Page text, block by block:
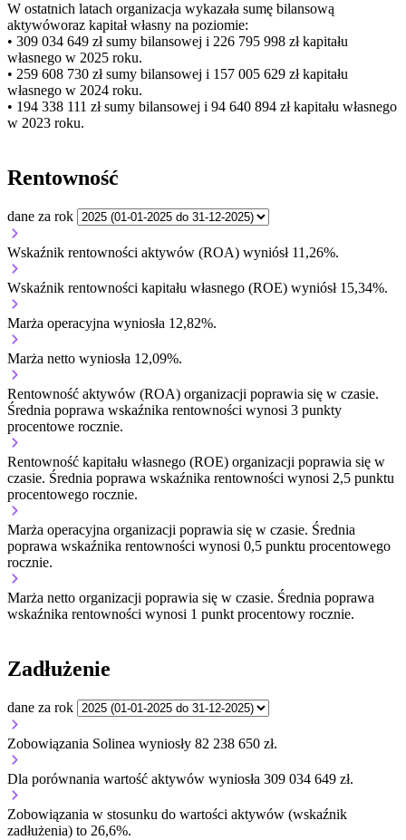
W ostatnich latach organizacja wykazała sumę bilansową
aktywóworaz kapitał własny na poziomie:
• 309 034 649 złsumy bilansowej i 226 795 998 zł kapitału
własnego w 2025 roku.
• 259 608 730 złsumy bilansowej i 157 005 629 zł kapitału
własnego w 2024 roku.
• 194 338 111 złsumy bilansowej i 94 640 894 zł kapitału własnego
w 2023 roku.
Rentowność
dane za rok
Wskaźnik rentowności aktywów (ROA) wyniósł 11,26%.
Wskaźnik rentowności kapitału własnego (ROE) wyniósł 15,34%.
Marża operacyjna wyniosła 12,82%.
Marża netto wyniosła 12,09%.
Rentowność aktywów (ROA) organizacji poprawia się w czasie.
Średnia poprawa wskaźnika rentowności wynosi 3 punkty
procentowe rocznie.
Rentowność kapitału własnego (ROE) organizacji poprawia się w
czasie. Średnia poprawa wskaźnika rentowności wynosi 2,5 punktu
procentowego rocznie.
Marża operacyjna organizacji poprawia się w czasie. Średnia
poprawa wskaźnika rentowności wynosi 0,5 punktu procentowego
rocznie.
Marża netto organizacji poprawia się w czasie. Średnia poprawa
wskaźnika rentowności wynosi 1 punkt procentowy rocznie.
Zadłużenie
dane za rok
Zobowiązania Solinea wyniosły 82 238 650 zł.
Dla porównania wartość aktywów wyniosła 309 034 649 zł.
Zobowiązania w stosunku do wartości aktywów (wskaźnik
zadłużenia) to 26,6%.